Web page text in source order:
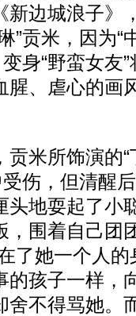
新边城浪子》
”贡米，因为“
身“野蛮女友
腥、虐心的画
米所饰演的“
伤，但清醒
头地耍起了小
，围着自己团
了她一个人的
的孩子一样，
不得骂她。
爱情哲学 南